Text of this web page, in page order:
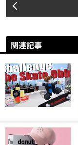
関連記事